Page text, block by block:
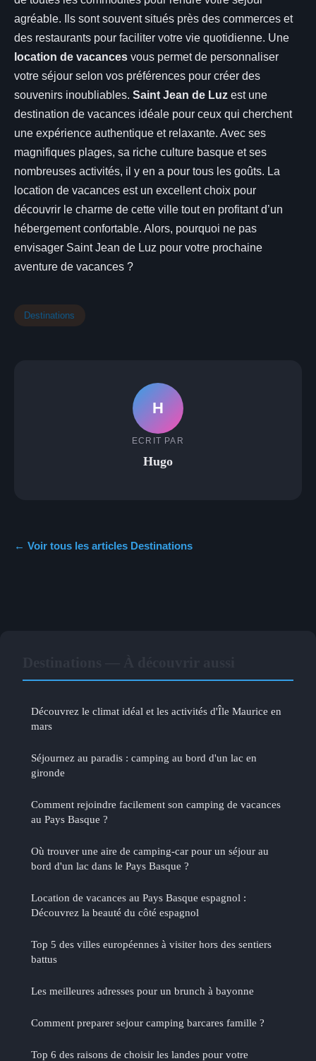
agréable. Ils sont souvent situés près des commerces et
des restaurants pour faciliter votre vie quotidienne. Une
location de vacances vous permet de personnaliser
votre séjour selon vos préférences pour créer des
souvenirs inoubliables. Saint Jean de Luz est une
destination de vacances idéale pour ceux qui cherchent
une expérience authentique et relaxante. Avec ses
magnifiques plages, sa riche culture basque et ses
nombreuses activités, il y en a pour tous les goûts. La
location de vacances est un excellent choix pour
découvrir le charme de cette ville tout en profitant d’un
hébergement confortable. Alors, pourquoi ne pas
envisager Saint Jean de Luz pour votre prochaine
aventure de vacances ?
Destinations
H
ECRIT PAR
Hugo
← Voir tous les articles Destinations
Découvrez le climat idéal et les activités d'Île Maurice en
mars
Séjournez au paradis : camping au bord d'un lac en
gironde
Comment rejoindre facilement son camping de vacances
au Pays Basque ?
Où trouver une aire de camping-car pour un séjour au
bord d'un lac dans le Pays Basque ?
Location de vacances au Pays Basque espagnol :
Découvrez la beauté du côté espagnol
Top 5 des villes européennes à visiter hors des sentiers
battus
Les meilleures adresses pour un brunch à bayonne
Comment preparer sejour camping barcares famille ?
Top 6 des raisons de choisir les landes pour votre